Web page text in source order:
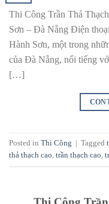
Thi Công Trần Thả
Sơn – Đà Nẵng Điện
Hành Sơn, một trong
của Đà Nẵng, nổi tiếng
[…]
Posted in Thi Công Tagged
thả thạch cao, trần thạch cao,